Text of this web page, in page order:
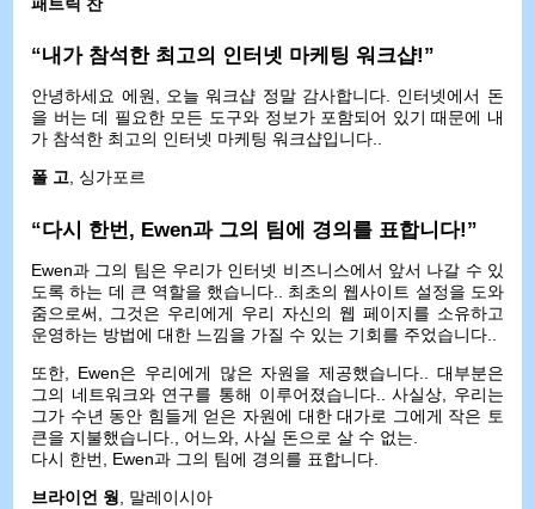
“내가 참석한 최고의 인터넷 마케팅 워크샵!”
안녕하세요 에원, 오늘 워크샵 정말 감사합니다. 인터넷에서 돈
을 버는 데 필요한 모든 도구와 정보가 포함되어 있기 때문에 내
가 참석한 최고의 인터넷 마케팅 워크샵입니다..
폴 고, 싱가포르
“다시 한번, Ewen과 그의 팀에 경의를 표합니다!”
Ewen과 그의 팀은 우리가 인터넷 비즈니스에서 앞서 나갈 수 있
도록 하는 데 큰 역할을 했습니다.. 최초의 웹사이트 설정을 도와
줌으로써, 그것은 우리에게 우리 자신의 웹 페이지를 소유하고
운영하는 방법에 대한 느낌을 가질 수 있는 기회를 주었습니다..
또한, Ewen은 우리에게 많은 자원을 제공했습니다.. 대부분은
그의 네트워크와 연구를 통해 이루어졌습니다.. 사실상, 우리는
그가 수년 동안 힘들게 얻은 자원에 대한 대가로 그에게 작은 토
큰을 지불했습니다., 어느와, 사실 돈으로 살 수 없는.
다시 한번, Ewen과 그의 팀에 경의를 표합니다.
브라이언 웡 , 말레이시아